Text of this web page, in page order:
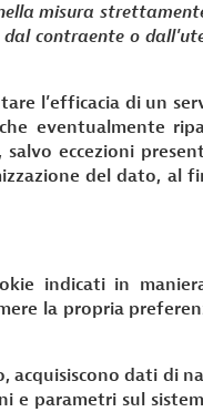
misura
contraente o
l’efficacia di un
eventualmente
eccezioni
del dato, al
indicati in
la propria
acquisiscono dati di
e parametri sul